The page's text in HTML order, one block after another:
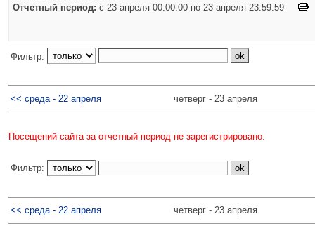
Отчетный период: c 23 апреля 00:00:00 по 23 апреля 23:59:59
Фильтр:
<< среда - 22 апреля четверг - 23 апреля
Посещений сайта за отчетный период не зарегистрировано.
Фильтр:
<< среда - 22 апреля четверг - 23 апреля